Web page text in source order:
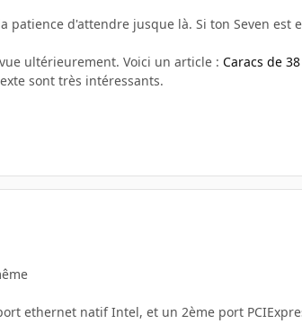
patience d'attendre jusque là. Si ton Seven est
ultérieurement. Voici un article : Caracs de
sont très intéressants.
ethernet natif Intel, et un 2ème port